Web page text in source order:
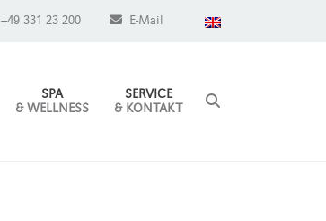
+49 331 23 200 E-Mail
SPA
& WELLNESS
SERVICE
& KONTAKT